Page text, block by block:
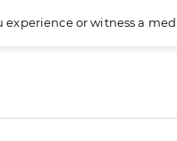
experience or witness a